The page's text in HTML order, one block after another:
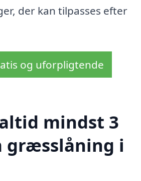
der kan tilpasses efter
og uforpligtende
mindst 3
græsslåning i